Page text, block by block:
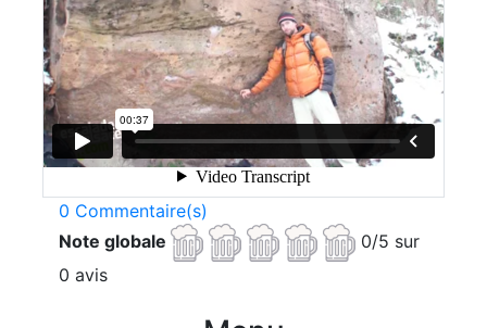
0 Commentaire(s)
Note globale
0/5 sur
0 avis